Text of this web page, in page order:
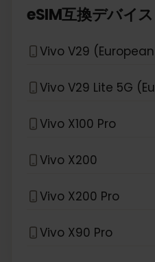
eSIM互換デバイス
Vivo V29
Vivo V29 Lite 5G
Vivo X100 Pro
Vivo X200
Vivo X200 Pro
Vivo X90 Pro